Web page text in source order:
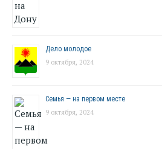
Дело молодое
9 октября, 2024
Семья — на первом месте
9 октября, 2024